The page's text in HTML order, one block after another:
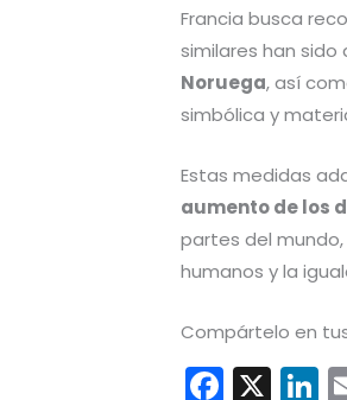
Francia busca
similares han
Noruega, así
simbólica y
Estas medidas
aumento de los
partes del
humanos y la
Compártelo en
F X Li